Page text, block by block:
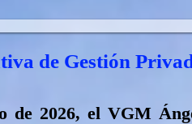
de Gestión
de 2026, el VGM